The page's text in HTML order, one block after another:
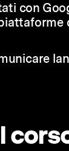
con